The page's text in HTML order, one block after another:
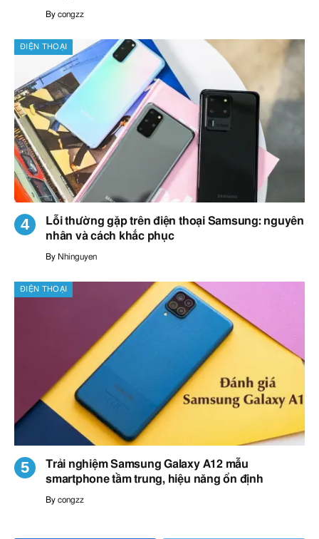
By congzz
ĐIỆN THOẠI
Lỗi thường gặp trên điện thoại Samsung: nguyên
nhân và cách khắc phục
By Nhinguyen
ĐIỆN THOẠI
Trải nghiệm Samsung Galaxy A12 mẫu
smartphone tầm trung, hiệu năng ổn định
By congzz